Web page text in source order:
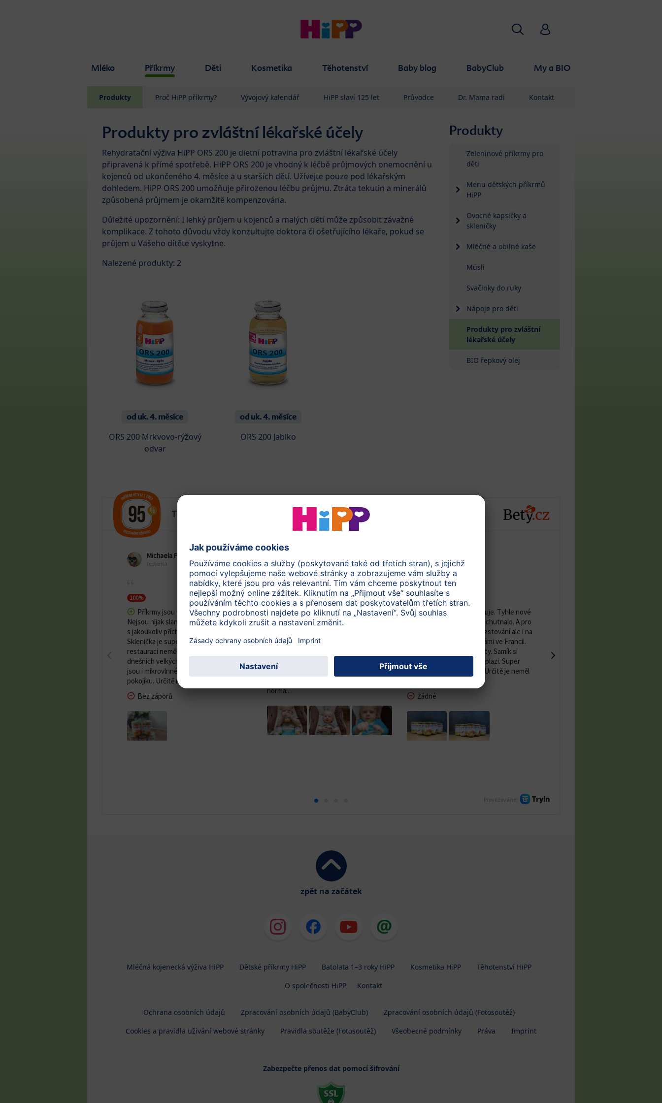
Mléko Příkrmy Děti Kosmetika Těhotenství Baby blog BabyClub My a BIO
VyhledáváníHiPP Babyclub
Produkty Proč HiPP příkrmy? Vývojový kalendář HiPP slaví 125 let Průvodce Dr. Mama radí Kontakt
Přejít na seznam produktů
Produkty
Zeleninové příkrmy pro
děti
Menu dětských příkrmů
HiPP
Ovocné kapsičky a
skleničky
Mléčné a obilné kaše
Müsli
Svačinky do ruky
Nápoje pro děti
Produkty pro zvláštní
lékařské účely
BIO řepkový olej
Produkty pro zvláštní lékařské účely
Rehydratační výživa HiPP ORS 200 je dietní potravina pro zvláštní lékařské účely
připravená k přímé spotřebě. HiPP ORS 200 je vhodný k léčbě průjmových onemocnění u
kojenců od ukončeného 4. měsíce a u starších dětí. Užívejte pouze pod lékařským
dohledem. HiPP ORS 200 umožňuje přirozenou léčbu průjmu. Ztráta tekutin a minerálů
způsobená průjmem je okamžitě kompenzována.
Důležité upozornění: I lehký průjem u kojenců a malých dětí může způsobit závažné
komplikace. Z tohoto důvodu vždy konzultujte doktora či ošetřujícího lékaře, pokud se
průjem u Vašeho dítěte vyskytne.
Nalezené produkty: 2
od uk. 4. měsíce
ORS 200 Mrkvovo-rýžový
odvar
od uk. 4. měsíce
ORS 200 Jablko
zpět na začátek
Mléčná kojenecká výživa HiPP Dětské příkrmy HiPP Batolata 1–3 roky HiPP Kosmetika HiPP
Těhotenství HiPP
O společnosti HiPP
Kontakt
Ochrana osobních údajů Zpracování osobních údajů (BabyClub)
Zpracování osobních údajů (Fotosoutěž)
Cookies a pravidla užívání webové stránky
Pravidla soutěže (Fotosoutěž) Všeobecné podmínky Práva Imprint
Zabezpečte přenos dat pomocí šifrování